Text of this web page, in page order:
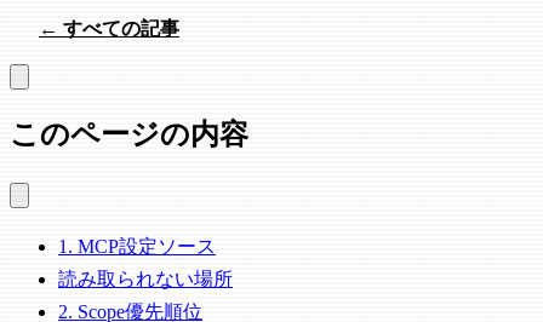
← すべての記事
このページの内容
1. MCP設定ソース
読み取られない場所
2. Scope優先順位